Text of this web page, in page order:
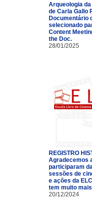
Arqueologia
de Carla Gallo
Documentário
selecionado
Content
the Doc.
28/01/2025
REGISTRO
Agradecemos
participaram
sessões de
e ações da
tem muito
20/12/2024